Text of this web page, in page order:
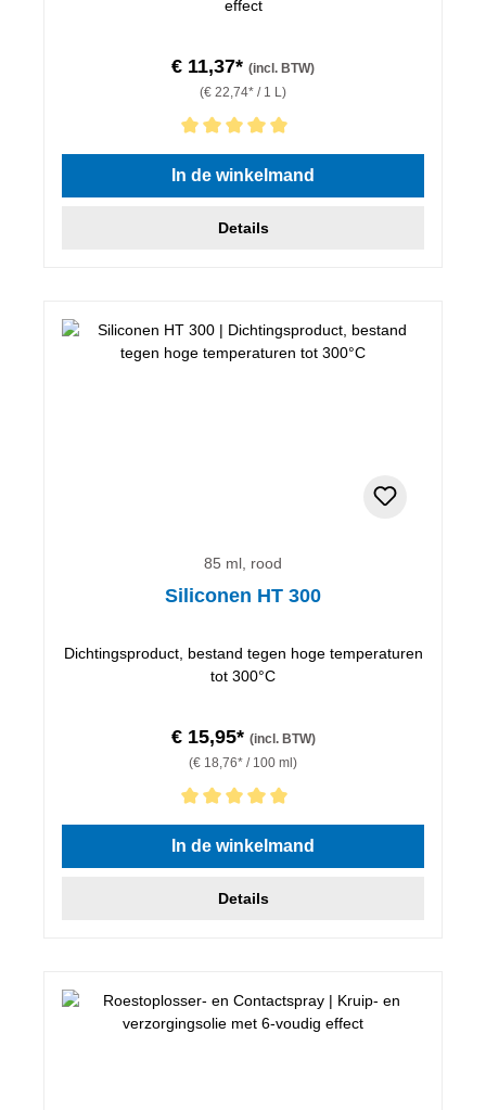
effect
€ 11,37* (incl. BTW)
(€ 22,74* / 1 L)
Gemiddelde waardering van 5 van 5 sterren
In de winkelmand
Details
85 ml, rood
Siliconen HT 300
Dichtingsproduct, bestand tegen hoge temperaturen
tot 300°C
€ 15,95* (incl. BTW)
(€ 18,76* / 100 ml)
Gemiddelde waardering van 5 van 5 sterren
In de winkelmand
Details